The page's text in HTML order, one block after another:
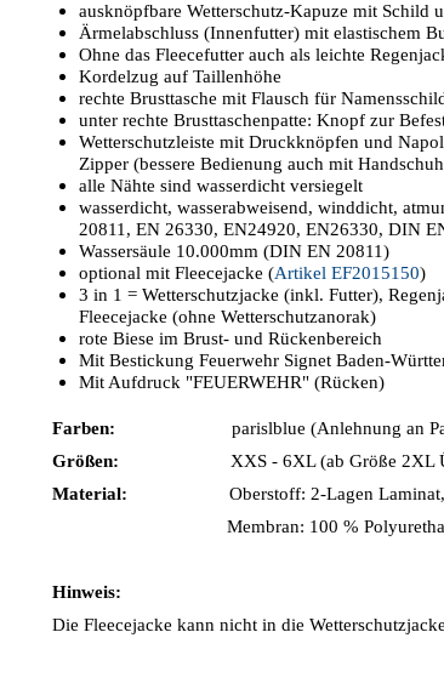
ausknöpfbare Wetterschutz-Kapuze mit Schild
Ärmelabschluss (Innenfutter) mit elastischem
Ohne das Fleecefutter auch als leichte
Kordelzug auf Taillenhöhe
rechte Brusttasche mit Flausch für
unter rechte Brusttaschenpatte: Knopf zur
Wetterschutzleiste mit Druckknöpfen und
Zipper (bessere Bedienung auch mit
alle Nähte sind wasserdicht versiegelt
wasserdicht, wasserabweisend, winddicht,
20811, EN 26330, EN24920, EN26330, DIN
Wassersäule 10.000mm (DIN EN 20811)
optional mit Fleecejacke (Artikel EF2015150)
3 in 1 = Wetterschutzjacke (inkl. Futter),
Fleecejacke (ohne Wetterschutzanorak)
rote Biese im Brust- und Rückenbereich
Mit Bestickung Feuerwehr Signet Baden-
Mit Aufdruck "FEUERWEHR" (Rücken)
Farben:
parislblue (Anlehnung an
Größen:
XXS - 6XL (ab Größe 2XL
Material: Oberstoff: 2-Lagen Laminat,
Membran: 100 %
Hinweis:
Die Fleecejacke kann nicht in die